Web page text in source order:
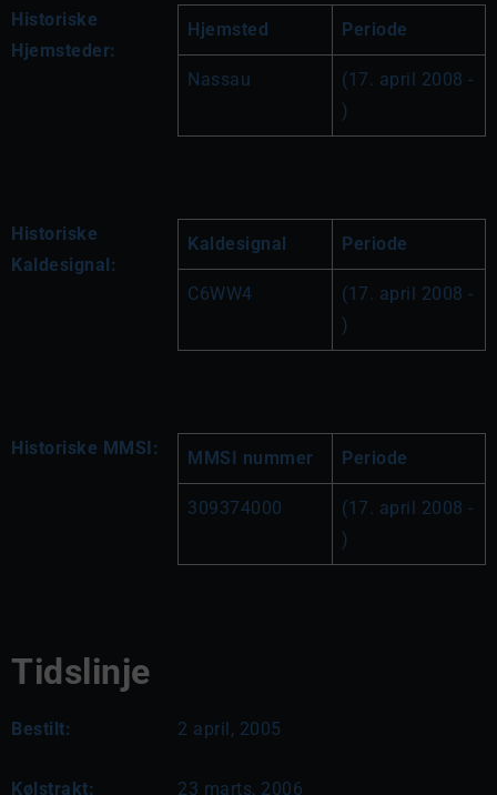
Historiske
Hjemsteder:
Hjemsted Periode
Nassau
(17. april 2008 -
)
Historiske
Kaldesignal:
Kaldesignal Periode
C6WW4
(17. april 2008 -
)
Historiske MMSI: MMSI nummer Periode
309374000
(17. april 2008 -
)
Tidslinje
Bestilt: 2 april, 2005
Kølstrakt: 23 marts, 2006